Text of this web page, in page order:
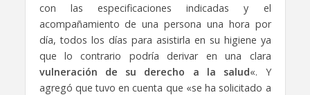
con las especificaciones indicadas y el
acompañamiento de una persona una hora por
día, todos los días para asistirla en su higiene ya
que lo contrario podría derivar en una clara
vulneración de su derecho a la salud«. Y
agregó que tuvo en cuenta que «se ha solicitado a